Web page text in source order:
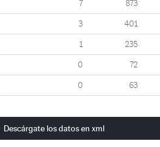
7 873
3 401
1 235
0 72
0 63
Descárgate los datos en xml